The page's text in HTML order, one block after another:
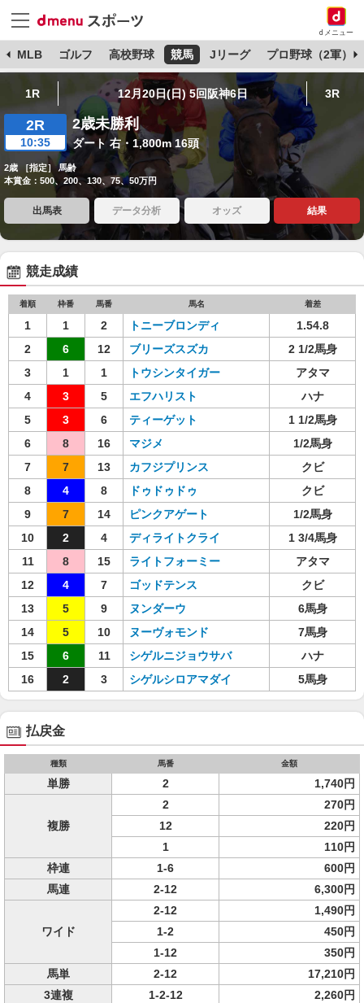
dメニュー
MLB ゴルフ 高校野球 競馬 Jリーグ プロ野球（2軍）
1R 12月20日(日) 5回阪神6日 3R
2R
10:35
2歳未勝利
ダート 右・1,800m 16頭
2歳 ［指定］ 馬齢
本賞金：500、200、130、75、50万円
出馬表 データ分析 オッズ 結果
競走成績
着順 枠番 馬番 馬名 着差
1 1 2 トニーブロンディ
1.54.8
2
6 12 ブリーズスズカ
2 1/2馬身
3
1 1 トウシンタイガー
アタマ
4
3 5 エフハリスト
ハナ
5
3 6 ティーゲット
1 1/2馬身
6
8 16 マジメ
1/2馬身
7
7 13 カフジプリンス
クビ
8
4 8 ドゥドゥドゥ
クビ
9
7 14 ピンクアゲート
1/2馬身
10
2 4 ディライトクライ
1 3/4馬身
11
8 15 ライトフォーミー
アタマ
12
4 7 ゴッドテンス
クビ
13
5 9 ヌンダーウ
6馬身
14
5 10 ヌーヴォモンド
7馬身
15
6 11 シゲルニジョウサバ
ハナ
16
2 3 シゲルシロアマダイ 5馬身
払戻金
種類 馬番 金額
単勝 2 1,740円
複勝
2
270円
12
220円
1
110円
枠連
1-6
600円
馬連
2-12 6,300円
ワイド
2-12
1,490円
1-2
450円
1-12
350円
馬単
2-12
17,210円
3連複
1-2-12
2,260円